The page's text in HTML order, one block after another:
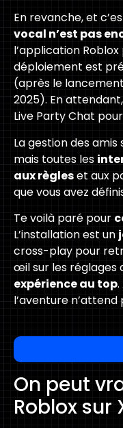
En revanche, et
vocal n’est pas
l’application
déploiement est
(après le
2025). En
Live Party Chat
La gestion des
mais toutes les
aux règleset aux
que vous avez
Te voilà paré pour
L’installation est un
cross-play pour
œil sur les réglages
expérience au top
l’aventure n’attend
On peut
Roblox sur